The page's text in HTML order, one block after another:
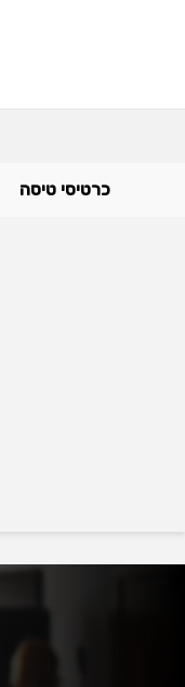
כרטיסי טיסה